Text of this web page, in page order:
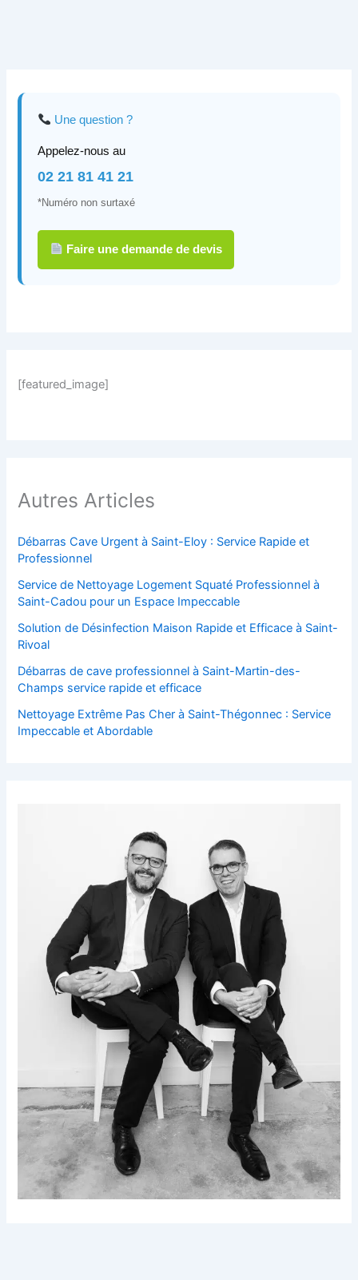
Une question ?
Appelez-nous au
02 21 81 41 21
*Numéro non surtaxé
Faire une demande de devis
[featured_image]
Autres Articles
Débarras Cave Urgent à Saint-Eloy : Service Rapide et
Professionnel
Service de Nettoyage Logement Squaté Professionnel à
Saint-Cadou pour un Espace Impeccable
Solution de Désinfection Maison Rapide et Efficace à Saint-
Rivoal
Débarras de cave professionnel à Saint-Martin-des-
Champs service rapide et efficace
Nettoyage Extrême Pas Cher à Saint-Thégonnec : Service
Impeccable et Abordable